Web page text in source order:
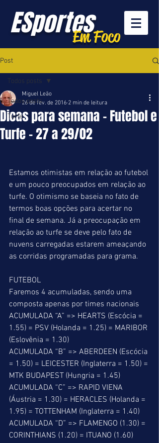
ESportesEm Foco
Post
Todos posts
Turfe
Todos posts
Dicas para semana - Futebol e
Turfe - 27 a 29/02
Miguel Leão
26 de fev. de 2016 2 min de leitura
Estamos otimistas em relação ao futebol
e um pouco preocupados em relação ao
turfe. O otimismo se baseia no fato de
termos boas opções para acertar no
final de semana. Já a preocupação em
relação ao turfe se deve pelo fato de
nuvens carregadas estarem ameaçando
as corridas programadas para grama.
FUTEBOL
Faremos 4 acumuladas, sendo uma
composta apenas por times nacionais
ACUMULADA “A” => HEARTS (Escócia =
1.55) = PSV (Holanda = 1.25) = MARIBOR
(Eslovênia = 1.30)
ACUMULADA “B” => ABERDEEN (Escócia
= 1.50) = LEICESTER (Inglaterra = 1.50) =
MTK BUDAPEST (Hungria = 1.45)
ACUMULADA “C” => RAPID VIENA
(Áustria = 1.30) = HERACLES (Holanda =
1.95) = TOTTENHAM (Inglaterra = 1.40)
ACUMULADA “D” => FLAMENGO (1.30) =
CORINTHIANS (1.20) = ITUANO (1.60)